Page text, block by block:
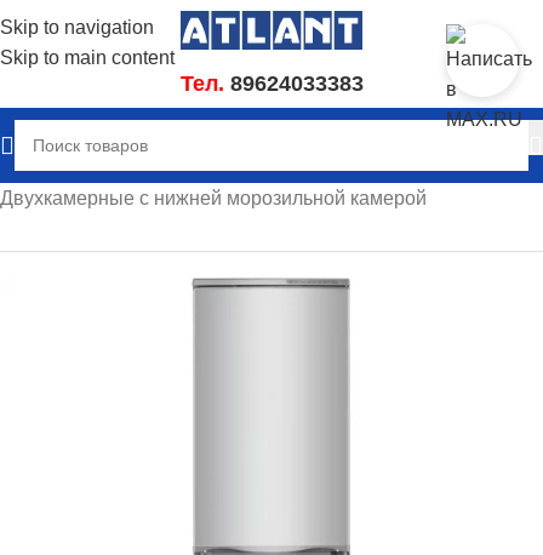
Skip to navigation
Skip to main content
Тел. 89624033383
Главная/Холодильники/
Двухкамерные с нижней морозильной камерой